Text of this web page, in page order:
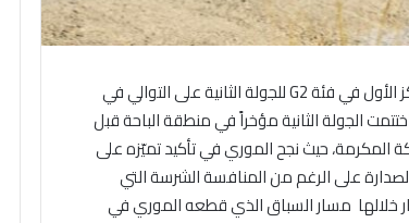
الأول في فئة
للجولة الثانية على التوالي في
الجولة الثانية مؤخراً في منطقة الباحة قبل
حيث نجح الموري في تأكيد تميّزه على
على الرغم من المنافسة الشرسة التي
خلالها مسار السباق الذي قطعه الموري في